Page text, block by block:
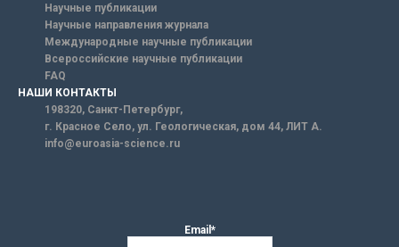
Научные публикации
Научные направления журнала
Международные научные публикации
Всероссийские научные публикации
FAQ
НАШИ КОНТАКТЫ
198320, Санкт-Петербург,
г. Красное Село, ул. Геологическая, дом 44, ЛИТ А.
info@euroasia-science.ru
Email*